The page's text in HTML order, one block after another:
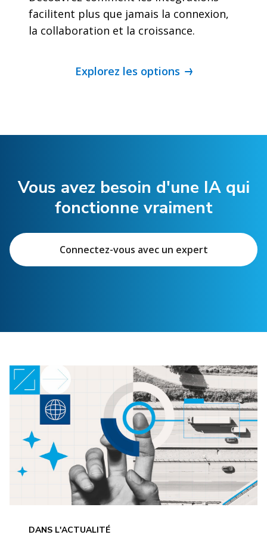
facilitent plus que jamais la connexion,
la collaboration et la croissance.
Explorez les options
Vous avez besoin d'une IA qui
fonctionne vraiment
Connectez-vous avec un expert
DANS L'ACTUALITÉ